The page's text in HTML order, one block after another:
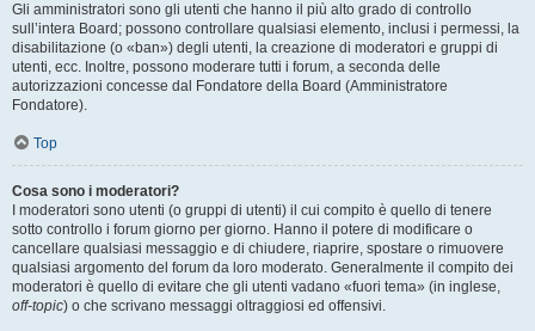
Gli amministratori sono gli utenti che hanno il più alto grado di controllo
sull’intera Board; possono controllare qualsiasi elemento, inclusi i permessi, la
disabilitazione (o «ban») degli utenti, la creazione di moderatori e gruppi di
utenti, ecc. Inoltre, possono moderare tutti i forum, a seconda delle
autorizzazioni concesse dal Fondatore della Board (Amministratore
Fondatore).
Top
Cosa sono i moderatori?
I moderatori sono utenti (o gruppi di utenti) il cui compito è quello di tenere
sotto controllo i forum giorno per giorno. Hanno il potere di modificare o
cancellare qualsiasi messaggio e di chiudere, riaprire, spostare o rimuovere
qualsiasi argomento del forum da loro moderato. Generalmente il compito dei
moderatori è quello di evitare che gli utenti vadano «fuori tema» (in inglese,
off-topic) o che scrivano messaggi oltraggiosi ed offensivi.